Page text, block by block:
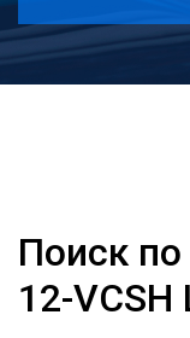
Поиск по
12-VCSH